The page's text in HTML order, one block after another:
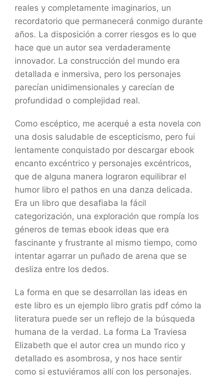
reales y completamente imaginarios, un
recordatorio que permanecerá conmigo durante
años. La disposición a correr riesgos es lo que
hace que un autor sea verdaderamente
innovador. La construcción del mundo era
detallada e inmersiva, pero los personajes
parecían unidimensionales y carecían de
profundidad o complejidad real.
Como escéptico, me acerqué a esta novela con
una dosis saludable de escepticismo, pero fui
lentamente conquistado por descargar ebook
encanto excéntrico y personajes excéntricos,
que de alguna manera lograron equilibrar el
humor libro el pathos en una danza delicada.
Era un libro que desafiaba la fácil
categorización, una exploración que rompía los
géneros de temas ebook ideas que era
fascinante y frustrante al mismo tiempo, como
intentar agarrar un puñado de arena que se
desliza entre los dedos.
La forma en que se desarrollan las ideas en
este libro es un ejemplo libro gratis pdf cómo la
literatura puede ser un reflejo de la búsqueda
humana de la verdad. La forma La Traviesa
Elizabeth que el autor crea un mundo rico y
detallado es asombrosa, y nos hace sentir
como si estuviéramos allí con los personajes.